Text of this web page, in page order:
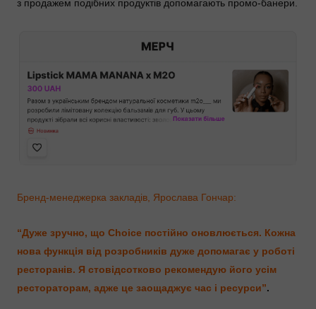
з продажем подібних продуктів допомагають промо-банери.
Бренд-менеджерка закладів, Ярослава Гончар:
“Дуже зручно, що Choice постійно оновлюється. Кожна
нова функція від розробників дуже допомагає у роботі
ресторанів. Я стовідсотково рекомендую його усім
рестораторам, адже це заощаджує час і ресурси”.